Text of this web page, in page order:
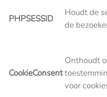
PHPSESSID
Houdt de
de
CookieConsent
Onthoudt
voor